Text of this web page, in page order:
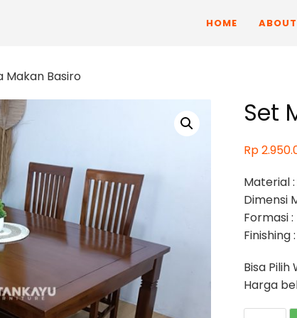
HOME
Makan Basiro
Set
Rp
Material
Dimensi
Formasi :
Finishing
Bisa Pilih
Harga